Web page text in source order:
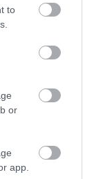
to
or
app.